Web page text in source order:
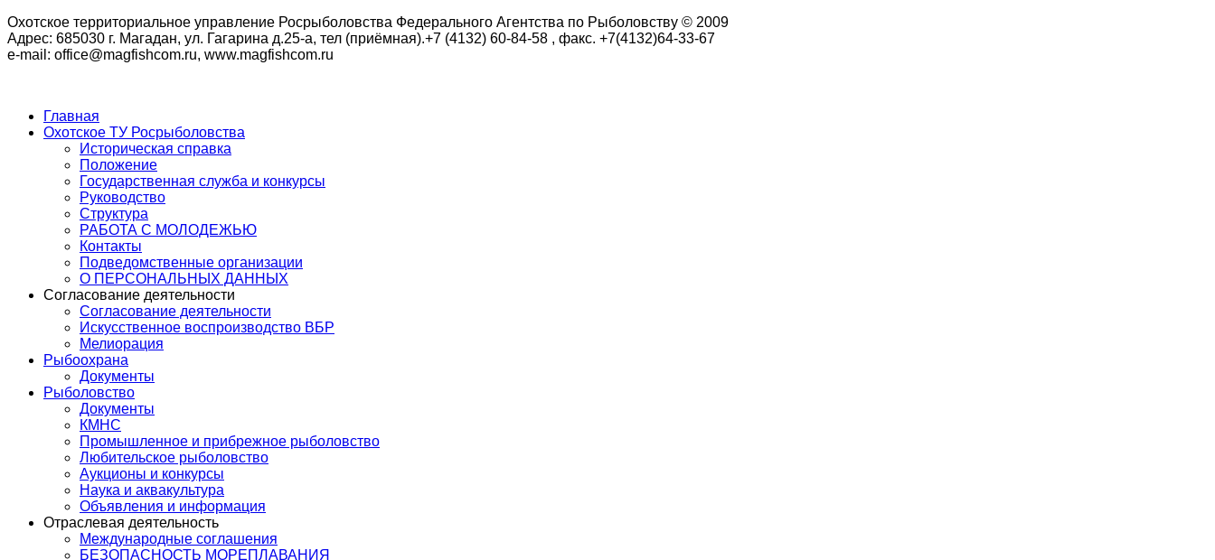
Охотское территориальное управление Росрыболовства Федерального Агентства по Рыболовству © 2009
Адрес: 685030 г. Магадан, ул. Гагарина д.25-а, тел (приёмная).+7 (4132) 60-84-58 , факс. +7(4132)64-33-67
e-mail: office@magfishcom.ru, www.magfishcom.ru
Главная
Охотское ТУ Росрыболовства
Историческая справка
Положение
Государственная служба и конкурсы
Руководство
Структура
РАБОТА С МОЛОДЕЖЬЮ
Контакты
Подведомственные организации
О ПЕРСОНАЛЬНЫХ ДАННЫХ
Согласование деятельности
Согласование деятельности
Искусственное воспроизводство ВБР
Мелиорация
Рыбоохрана
Документы
Рыболовство
Документы
КМНС
Промышленное и прибрежное рыболовство
Любительское рыболовство
Аукционы и конкурсы
Наука и аквакультура
Объявления и информация
Отраслевая деятельность
Международные соглашения
БЕЗОПАСНОСТЬ МОРЕПЛАВАНИЯ